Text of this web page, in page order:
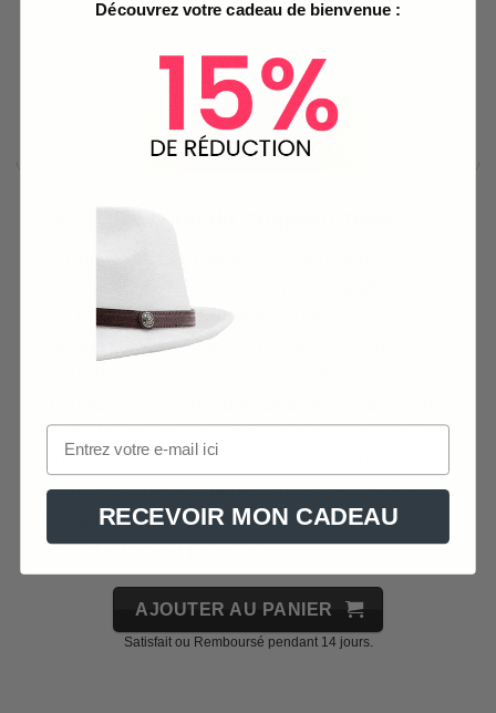
Le Chic Naturel du Chapeau Tissé
Chapeau Avec Corde
confort et d’élégance. Sa matière en paille offre
respirabilité optimale
saisons chaudes. Son design ajouré assure une
contre les rayons du soleil. La corde tressée, en
plus d’être un détail charmant, permet un
ajustement personnalisé. Son style polyvalent
s’adapte à toutes les tenues, de la plus
décontractée à la plus chic.
AJOUTER AU PANIER
Satisfait ou Remboursé pendant 14 jours.
Découvrez votre cadeau de bienvenue :
RECEVOIR MON CADEAU